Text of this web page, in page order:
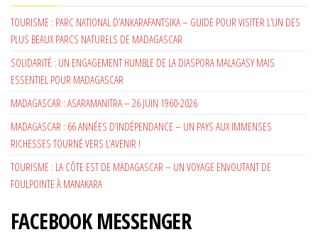
TOURISME : PARC NATIONAL D’ANKARAFANTSIKA – GUIDE POUR VISITER L’UN DES
PLUS BEAUX PARCS NATURELS DE MADAGASCAR
SOLIDARITÉ : UN ENGAGEMENT HUMBLE DE LA DIASPORA MALAGASY MAIS
ESSENTIEL POUR MADAGASCAR
MADAGASCAR : ASARAMANITRA – 26 JUIN 1960-2026
MADAGASCAR : 66 ANNÉES D’INDÉPENDANCE – UN PAYS AUX IMMENSES
RICHESSES TOURNÉ VERS L’AVENIR !
TOURISME : LA CÔTE EST DE MADAGASCAR – UN VOYAGE ENVOUTANT DE
FOULPOINTE À MANAKARA
FACEBOOK MESSENGER